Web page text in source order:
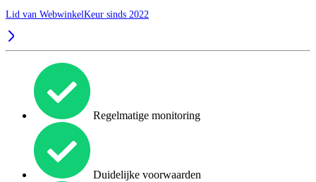
Lid van WebwinkelKeur sinds 2022
Regelmatige monitoring
Duidelijke voorwaarden